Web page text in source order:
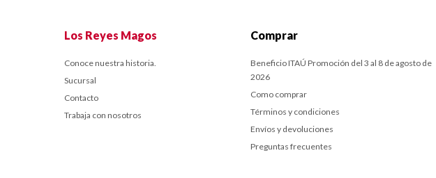
Los Reyes Magos
Conoce nuestra historia.
Sucursal
Contacto
Trabaja con nosotros
Comprar
Beneficio ITAÚ Promoción del 3 al 8 de agosto de
2026
Como comprar
Términos y condiciones
Envíos y devoluciones
Preguntas frecuentes